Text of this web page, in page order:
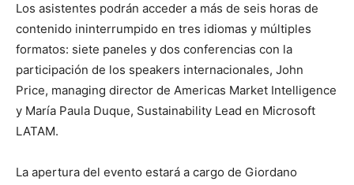
Los asistentes podrán acceder a más de seis horas de
contenido ininterrumpido en tres idiomas y múltiples
formatos: siete paneles y dos conferencias con la
participación de los speakers internacionales, John
Price, managing director de Americas Market Intelligence
y María Paula Duque, Sustainability Lead en Microsoft
LATAM.
La apertura del evento estará a cargo de Giordano